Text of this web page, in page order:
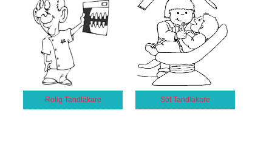
Rolig Tandläkare Söt Tandläkare